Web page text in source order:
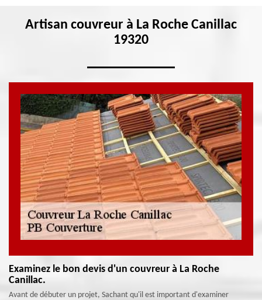
Artisan couvreur à La Roche Canillac
19320
Examinez le bon devis d'un couvreur à La Roche
Canillac.
Avant de débuter un projet, Sachant qu'il est important d'examiner